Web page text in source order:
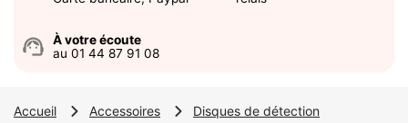
support_agent
À votre écoute
au 01 44 87 91 08
Accueil Accessoires
Disques de détection